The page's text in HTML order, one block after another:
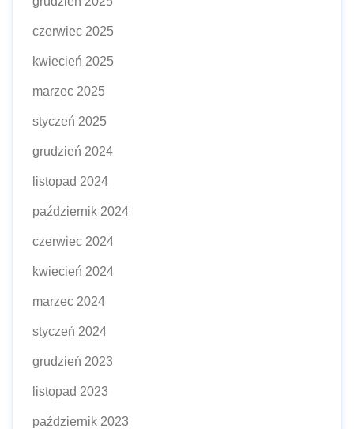
czerwiec 2025
kwiecień 2025
marzec 2025
styczeń 2025
grudzień 2024
listopad 2024
październik 2024
czerwiec 2024
kwiecień 2024
marzec 2024
styczeń 2024
grudzień 2023
listopad 2023
październik 2023